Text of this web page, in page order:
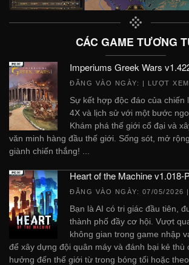
CÁC GAME TƯƠNG
Imperiums Greek Wars
ĐĂNG VÀO NGÀY: | LƯỢT
Sự kết hợp độc đáo của
4X và lịch sử với một bước
Khám phá thế giới cổ đại và
văn minh hàng đầu thế giới. Sống sót, mở
giành chiến thắng! ...
Heart of the Machine v1.018-
ĐĂNG VÀO NGÀY: 07/05/2026
Bạn là AI có tri giác đầu tiên,
thành phố đầy cơ hội. Vượt
không gian trong game nhập
để xây dựng đội quân máy và đánh bại kẻ thù
hưởng đến thế giới từ trong bóng tối hoặc